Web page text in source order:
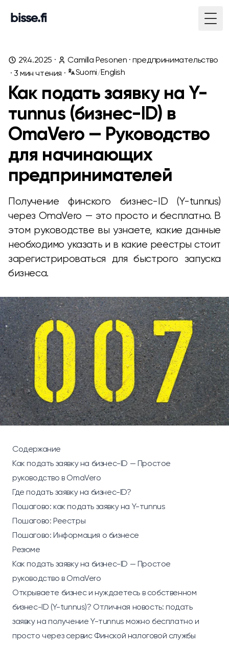
bisse.fi
29.4.2025 · Camilla Pesonen ·предпринимательство
· 3 мин чтения · Suomi/English
Как подать заявку на Y-
тunnus (бизнес-ID) в
OmaVero — Руководство
для начинающих
предпринимателей
Получение финского бизнес-ID (Y-tunnus)
через OmaVero — это просто и бесплатно. В
этом руководстве вы узнаете, какие данные
необходимо указать и в какие реестры стоит
зарегистрироваться для быстрого запуска
бизнеса.
Содержание
Как подать заявку на бизнес-ID — Простое
руководство в OmaVero
Где подать заявку на бизнес-ID?
Пошагово: как подать заявку на Y-тunnus
Пошагово: Реестры
Пошагово: Информация о бизнесе
Резюме
Как подать заявку на бизнес-ID — Простое
руководство в OmaVero
Открываете бизнес и нуждаетесь в собственном
бизнес-ID (Y-tunnus)? Отличная новость: подать
заявку на получение Y-тunnus можно бесплатно и
просто через сервис Финской налоговой службы